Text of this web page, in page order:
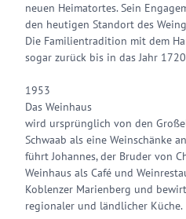
neuen Heimatortes. Sein
den heutigen Standort des
Die Familientradition mit dem
sogar zurück bis in das Jahr
1953
Das Weinhaus
wird ursprünglich von den
Schwaab als eine Weinschänke
führt Johannes, der Bruder von
Weinhaus als Café und
Koblenzer Marienberg und
regionaler und ländlicher Küche.